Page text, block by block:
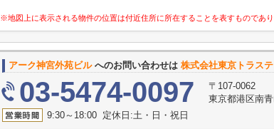
※地図上に表示される物件の位置は付近住所に所在することを表すものであ
アーク神宮外苑ビルへのお問い合わせは 株式会社東京トラス
03-5474-0097
〒107-0062
東京都港区南
9:30～18:00 定休日:土・日・祝日